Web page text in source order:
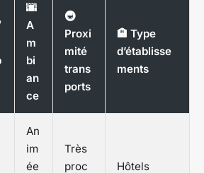
🌆
A
m
bi
an
ce
🚇
Proxi
mité
trans
ports
🏨 Type
d’établisse
ments
An
im
ée
Très
proc
Hôtels